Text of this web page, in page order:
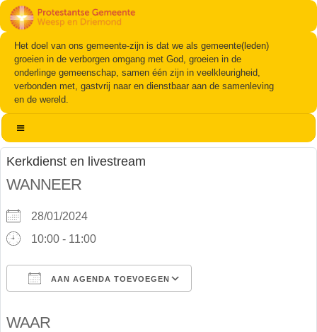
Het doel van ons gemeente-zijn is dat we als gemeente(leden)
groeien in de verborgen omgang met God, groeien in de
onderlinge gemeenschap, samen één zijn in veelkleurigheid,
verbonden met, gastvrij naar en dienstbaar aan de samenleving
en de wereld.
Kerkdienst en livestream
WANNEER
28/01/2024
10:00 - 11:00
AAN AGENDA TOEVOEGEN
WAAR